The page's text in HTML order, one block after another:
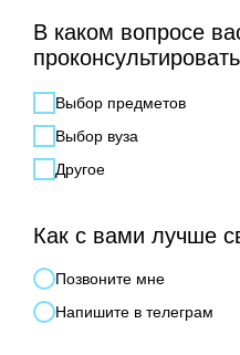
В каком вопросе
Выбор предметов
Выбор вуза
Другое
Как с вами лучше
Позвонитe мне
Напишите в телеграм